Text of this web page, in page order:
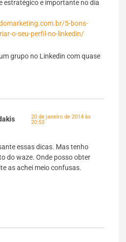
estratégico e importante no dia
5-bons-
o-seu-perfil-no-linkedin/
grupo no Linkedin com quase
20 de janeiro de 2014 às
20:53
essas dicas. Mas tenho
do waze. Onde posso obter
as achei meio confusas.